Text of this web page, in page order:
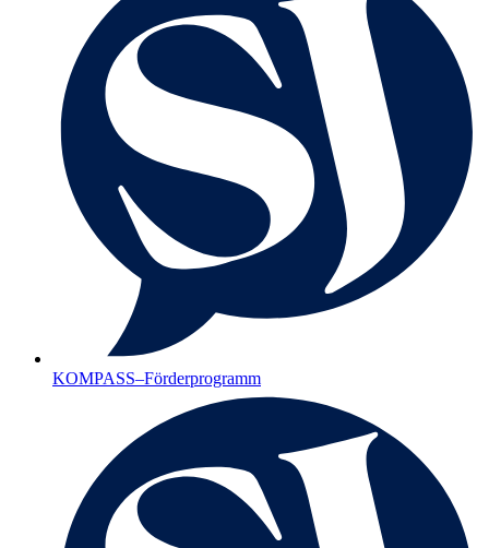
KOMPASS–Förderprogramm